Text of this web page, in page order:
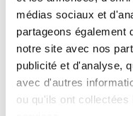
médias sociaux et
partageons également
notre site avec nos
publicité et d'analyse,
avec d'autres
ou qu'ils ont